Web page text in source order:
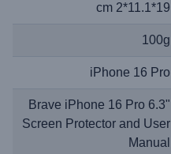
19*11.1*2 cm
100g
iPhone 16 Pro
Brave iPhone 16 Pro 6.3"
Screen Protector and User
Manual